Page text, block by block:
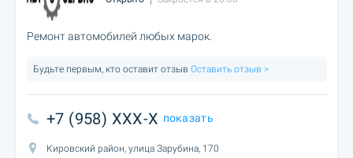
Ремонт автомобилей любых марок.
Будьте первым, кто оставит отзыв Оставить отзыв >
+7 (958) XXX-X показать
Кировский район, улица Зарубина, 170